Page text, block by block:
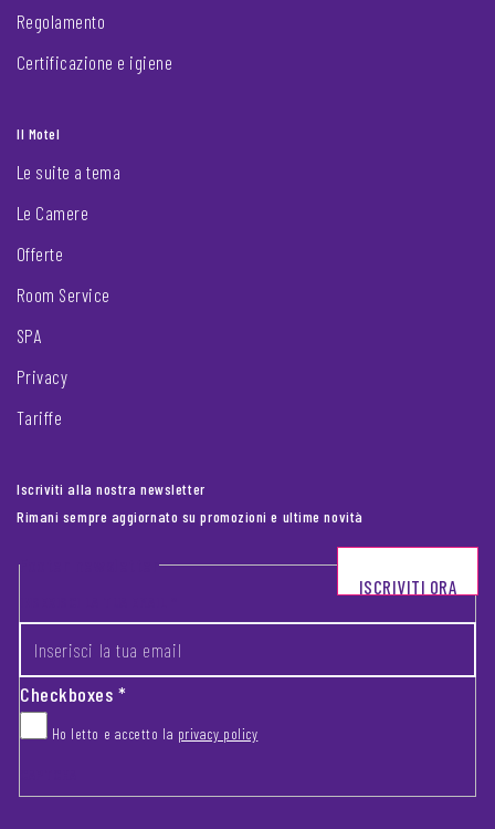
Regolamento
Certificazione e igiene
Il Motel
Le suite a tema
Le Camere
Offerte
Room Service
SPA
Privacy
Tariffe
Iscriviti alla nostra newsletter
Rimani sempre aggiornato su promozioni e ultime novità
Footer newsletter
Checkboxes*
Ho letto e accetto la privacy policy
ISCRIVITI ORA